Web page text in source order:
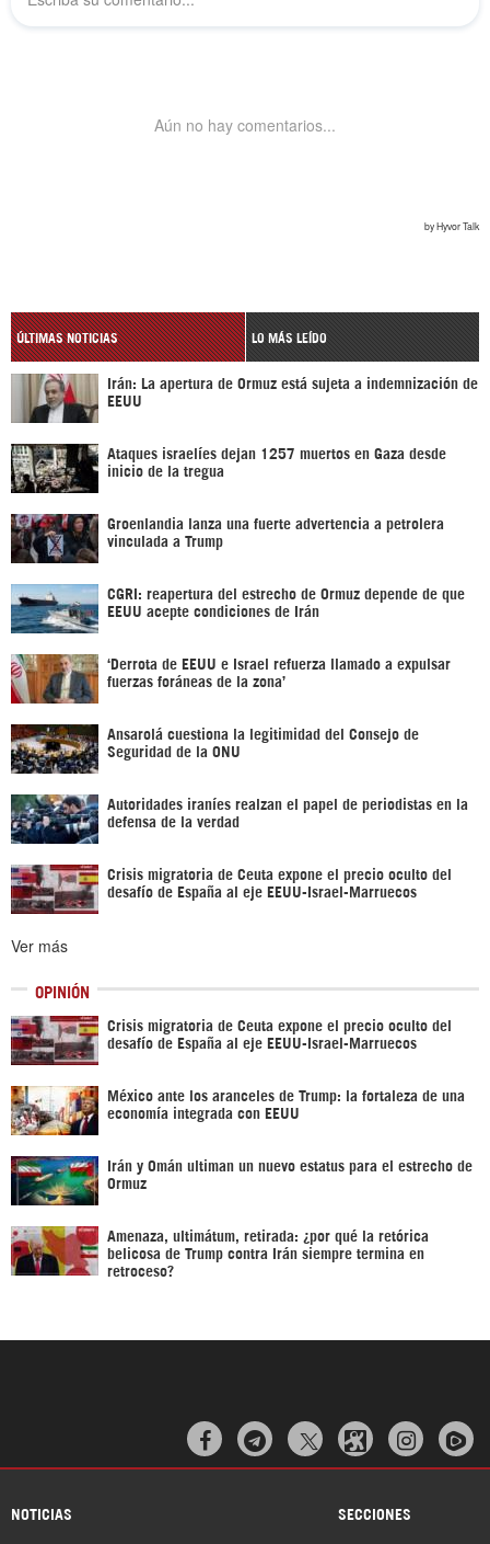
ÚLTIMAS NOTICIAS LO MÁS LEÍDO
Irán: La apertura de Ormuz está sujeta a indemnización de
EEUU
Ataques israelíes dejan 1257 muertos en Gaza desde
inicio de la tregua
Groenlandia lanza una fuerte advertencia a petrolera
vinculada a Trump
CGRI: reapertura del estrecho de Ormuz depende de que
EEUU acepte condiciones de Irán
‘Derrota de EEUU e Israel refuerza llamado a expulsar
fuerzas foráneas de la zona’
Ansarolá cuestiona la legitimidad del Consejo de
Seguridad de la ONU
Autoridades iraníes realzan el papel de periodistas en la
defensa de la verdad
Crisis migratoria de Ceuta expone el precio oculto del
desafío de España al eje EEUU-Israel-Marruecos
Ver más
OPINIÓN
Crisis migratoria de Ceuta expone el precio oculto del
desafío de España al eje EEUU-Israel-Marruecos
México ante los aranceles de Trump: la fortaleza de una
economía integrada con EEUU
Irán y Omán ultiman un nuevo estatus para el estrecho de
Ormuz
Amenaza, ultimátum, retirada: ¿por qué la retórica
belicosa de Trump contra Irán siempre termina en
retroceso?
  
NOTICIAS SECCIONES